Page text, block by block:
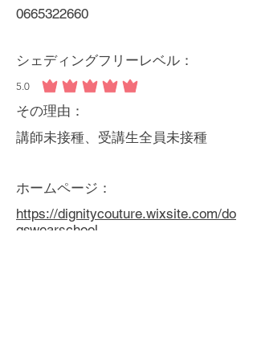
0665322660
シェディングフリーレベル：
5.0
平均評価 5 /5
その理由：
講師未接種、受講生全員未接種
ホームページ：
https://dignitycouture.wixsite.com/do
gswearschool